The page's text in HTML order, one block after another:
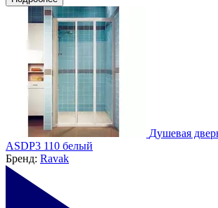
Душевая
ASDP3 110 белый
Бренд: Ravak